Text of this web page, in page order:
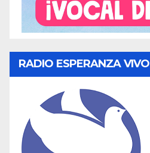
RADIO ESPERANZA VIVO